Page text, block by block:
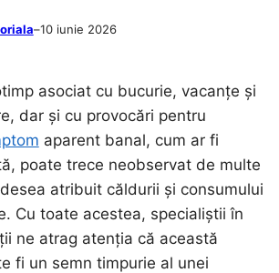
–10 iunie 2026
asociat cu bucurie, vacanțe și
dar și cu provocări pentru
aparent banal, cum ar fi
poate trece neobservat de multe
atribuit căldurii și consumului
Cu toate acestea, specialiștii în
ne atrag atenția că această
fi un semn timpurie al unei